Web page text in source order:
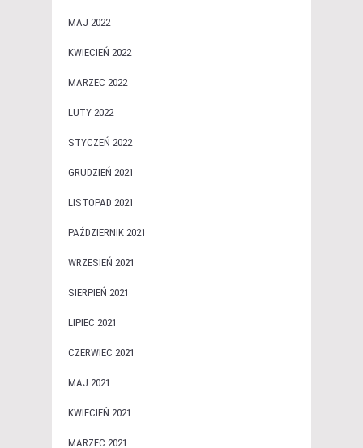
MAJ 2022
KWIECIEŃ 2022
MARZEC 2022
LUTY 2022
STYCZEŃ 2022
GRUDZIEŃ 2021
LISTOPAD 2021
PAŹDZIERNIK 2021
WRZESIEŃ 2021
SIERPIEŃ 2021
LIPIEC 2021
CZERWIEC 2021
MAJ 2021
KWIECIEŃ 2021
MARZEC 2021